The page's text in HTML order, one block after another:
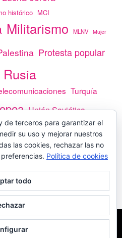
histórico MCI
Militarismo MLNV Mujer
Protesta popular
Rusia
Turquía
Unión Soviética
de terceros para garantizar el
su uso y mejorar nuestros
las cookies, rechazar las no
Política de cookies
todo